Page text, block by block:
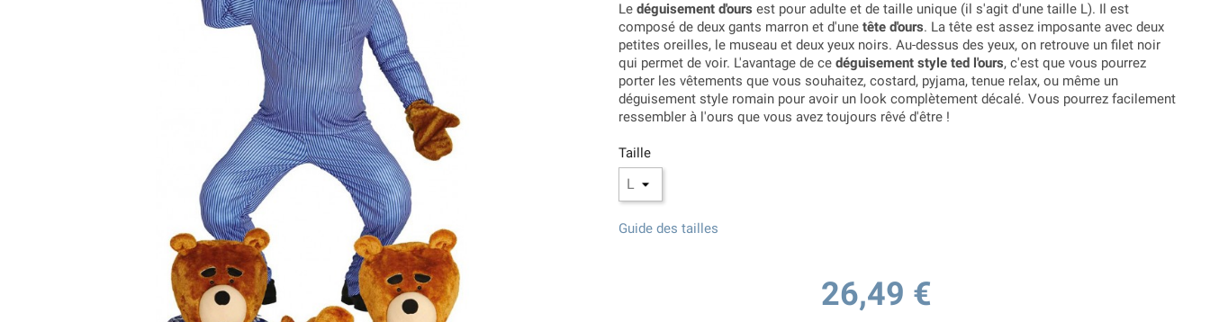
Le déguisement d'ours est pour adulte et de taille unique (il s'agit d'une taille L). Il est
composé de deux gants marron et d'une tête d'ours. La tête est assez imposante avec deux
petites oreilles, le museau et deux yeux noirs. Au-dessus des yeux, on retrouve un filet noir
qui permet de voir. L'avantage de ce déguisement style ted l'ours, c'est que vous pourrez
porter les vêtements que vous souhaitez, costard, pyjama, tenue relax, ou même un
déguisement style romain pour avoir un look complètement décalé. Vous pourrez facilement
ressembler à l'ours que vous avez toujours rêvé d'être !
Taille
Guide des tailles
26,49 €